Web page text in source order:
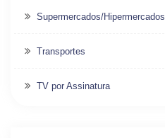
Supermercados/Hipermercados
Transportes
TV por Assinatura